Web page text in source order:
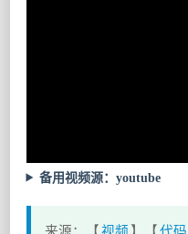
备用视频源：youtube
来源：【 视频 】【 代码